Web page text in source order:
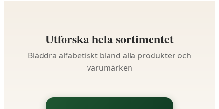
Utforska hela sortimentet
Bläddra alfabetiskt bland alla produkter och
varumärken